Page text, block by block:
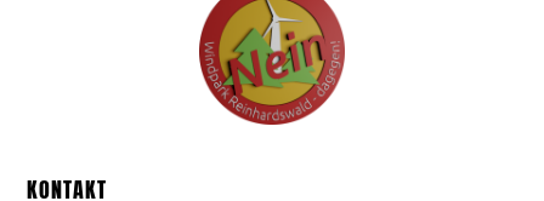
KONTAKT